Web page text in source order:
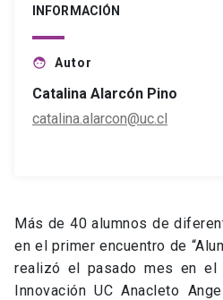
INFORMACIÓN
face Autor
Catalina Alarcón Pino
catalina.alarcon@uc.cl
Más de 40 alumnos de
en el primer encuentro de
realizó el pasado mes en el
Innovación UC Anacleto